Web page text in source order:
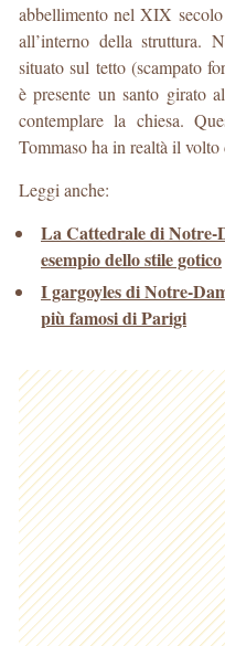
abbellimento nel XIX
all’interno della struttura.
situato sul tetto (scampato
è presente un santo girato
contemplare la chiesa.
Tommaso ha in realtà il volto
Leggi anche:
La Cattedrale di Notre-
esempio dello stile gotico
I gargoyles di Notre-
più famosi di Parigi